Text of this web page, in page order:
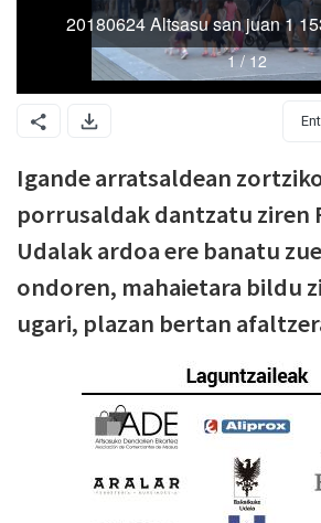
Igande arratsaldean
porrusaldak dantzatu ziren
Udalak ardoa ere banatu
ondoren, mahaietara bildu
ugari, plazan bertan